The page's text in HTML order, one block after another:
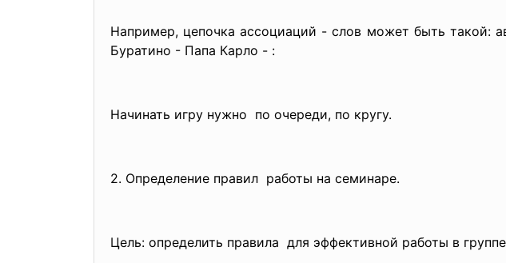
Например, цепочка ассоциаций - слов может быть такой:
Буратино - Папа Карло - :
Начинать игру нужно по очереди, по кругу.
2. Определение правил работы на семинаре.
Цель: определить правила для эффективной работы в